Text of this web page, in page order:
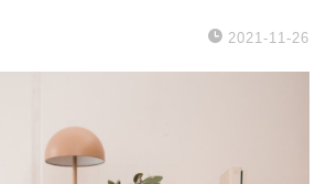
2021-11-26